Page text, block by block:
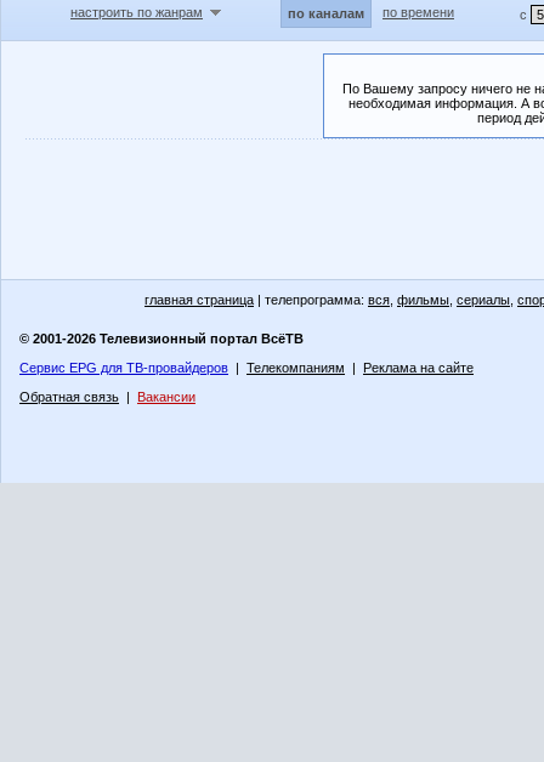
настроить по жанрам
по каналам по времени с
По Вашему запросу ничего не
необходимая информация. А
период
главная страница | телепрограмма: вся фильмы сериалы
© 2001-2026 Телевизионный портал ВсёТВ
Сервис EPG для ТВ-провайдеров | Телекомпаниям | Реклама на сайте
Обратная связь | Вакансии